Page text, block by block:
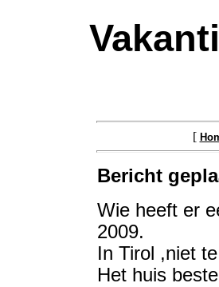
[
Bericht
Wie heeft er
2009.
In Tirol ,niet
Het huis